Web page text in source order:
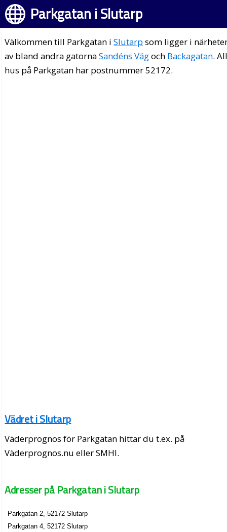
Parkgatan i Slutarp
Välkommen till Parkgatan iSlutarp som ligger i
av bland andra gatornaSandéns Vägoch Backagatan.
hus på Parkgatan har postnummer 52172.
Vädret i Slutarp
Väderprognos för Parkgatan hittar du t.ex. på
Väderprognos.nu eller SMHI.
Adresser på Parkgatan i Slutarp
Parkgatan 2, 52172 Slutarp
Parkgatan 4, 52172 Slutarp